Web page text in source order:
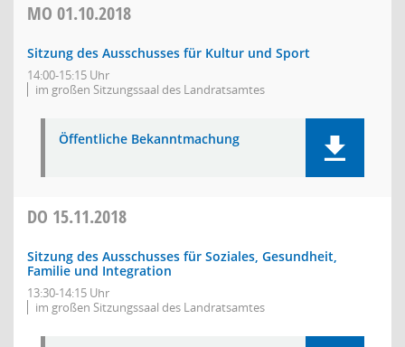
MO 01.10.2018
Sitzung des Ausschusses für Kultur und Sport
14:00-15:15 Uhr
im großen Sitzungssaal des Landratsamtes
Öffentliche Bekanntmachung
DO 15.11.2018
Sitzung des Ausschusses für Soziales, Gesundheit,
Familie und Integration
13:30-14:15 Uhr
im großen Sitzungssaal des Landratsamtes